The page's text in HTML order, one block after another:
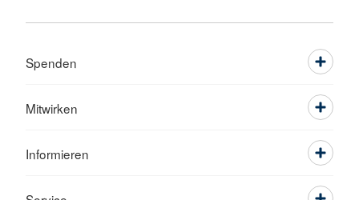
Spenden
Mitwirken
Informieren